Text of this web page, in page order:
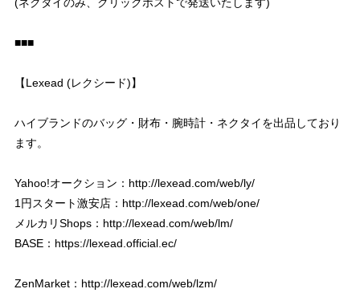
■■■
【Lexead (レクシード)】
ハイブランドのバッグ・財布・腕時計・ネクタイを出品しており
ます。
Yahoo!オークション： http://lexead.com/web/ly/
1円スタート激安店： http://lexead.com/web/one/
メルカリShops： http://lexead.com/web/lm/
BASE： https://lexead.official.ec/
ZenMarket： http://lexead.com/web/lzm/